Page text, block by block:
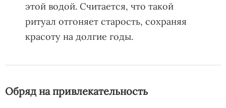
этой водой. Считается, что такой
ритуал отгоняет старость, сохраняя
красоту на долгие годы.
Обряд на привлекательность